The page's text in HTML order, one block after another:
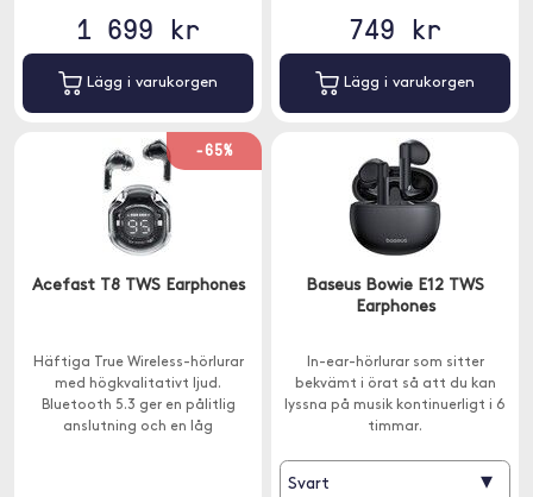
1 699 kr
Lägg i varukorgen
749 kr
Lägg i varukorgen
-65%
Acefast T8 TWS Earphones
Häftiga True Wireless-hörlurar
med högkvalitativt ljud.
Bluetooth 5.3 ger en pålitlig
anslutning och en låg
Baseus Bowie E12 TWS
Earphones
In-ear-hörlurar som sitter
bekvämt i örat så att du kan
lyssna på musik kontinuerligt i 6
timmar.
Svart ▾